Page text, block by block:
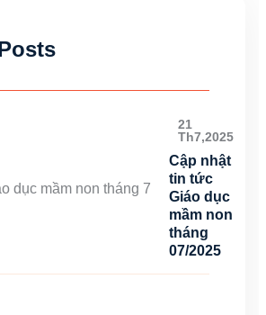
21
Th7,2025
Cập nhật
tin tức
Giáo dục
mầm non
tháng
07/2025